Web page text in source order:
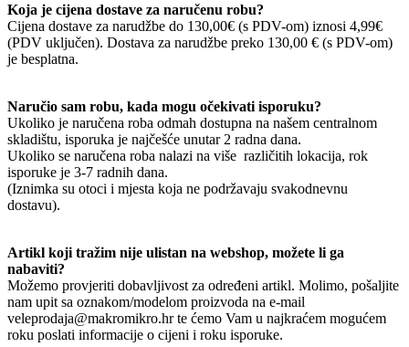
Koja je cijena dostave za naručenu robu?
Cijena dostave za narudžbe do 130,00€ (s PDV-om) iznosi 4,99€
(PDV uključen). Dostava za narudžbe preko 130,00 € (s PDV-om)
je besplatna.
Naručio sam robu, kada mogu očekivati isporuku?
Ukoliko je naručena roba odmah dostupna na našem centralnom
skladištu, isporuka je najčešće unutar 2 radna dana.
Ukoliko se naručena roba nalazi na više različitih lokacija, rok
isporuke je 3-7 radnih dana.
(Iznimka su otoci i mjesta koja ne podržavaju svakodnevnu
dostavu).
Artikl koji tražim nije ulistan na webshop, možete li ga
nabaviti?
Možemo provjeriti dobavljivost za određeni artikl. Molimo, pošaljite
nam upit sa oznakom/modelom proizvoda na e-mail
veleprodaja@makromikro.hr te ćemo Vam u najkraćem mogućem
roku poslati informacije o cijeni i roku isporuke.